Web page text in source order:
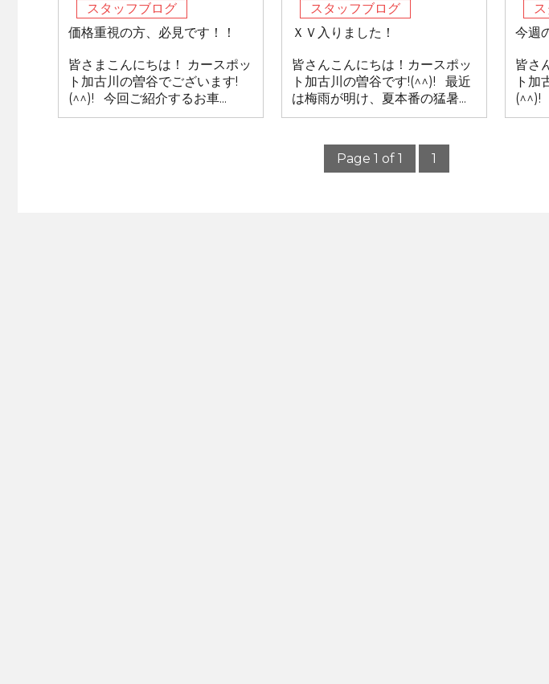
スタッフブログ
価格重視の方、必見です！！
皆さまこんにちは！ カースポッ
ト加古川の曽谷でございます!
(^^)! 今回ご紹介するお車...
スタッフブログ
ＸＶ入りました！
皆さんこんにちは！カースポッ
ト加古川の曽谷です!(^^)! 最近
は梅雨が明け、夏本番の猛暑...
今週
皆さ
ト加
(^^)!
Page 1 of 1 1